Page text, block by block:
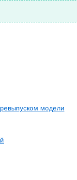
модели